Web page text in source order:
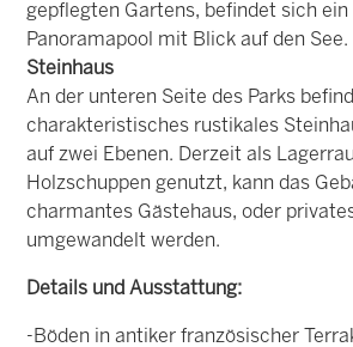
gepflegten Gartens, befindet sich
Panoramapool mit Blick auf den See.
Steinhaus
An der unteren Seite des Parks
charakteristisches rustikales
auf zwei Ebenen. Derzeit als
Holzschuppen genutzt, kann das
charmantes Gästehaus, oder
umgewandelt werden.
Details und Ausstattung:
-Böden in antiker französischer